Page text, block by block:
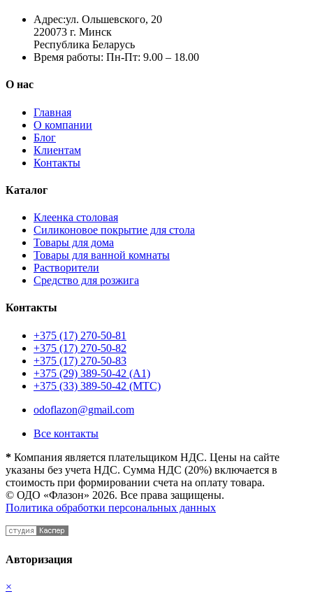
Адрес:ул. Ольшевского, 20
220073 г. Минск
Республика Беларусь
Время работы: Пн-Пт: 9.00 – 18.00
О нас
Главная
О компании
Блог
Клиентам
Контакты
Каталог
Клеенка столовая
Силиконовое покрытие для стола
Товары для дома
Товары для ванной комнаты
Растворители
Средство для розжига
Контакты
+375 (17) 270-50-81
+375 (17) 270-50-82
+375 (17) 270-50-83
+375 (29) 389-50-42 (А1)
+375 (33) 389-50-42 (МТС)
odoflazon@gmail.com
Все контакты
* Компания является плательщиком НДС. Цены на сайте
указаны без учета НДС. Сумма НДС (20%) включается в
стоимость при формировании счета на оплату товара.
© ОДО «Флазон» 2026. Все права защищены.
Политика обработки персональных данных
Авторизация
×